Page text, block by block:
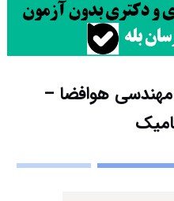
هوافضا –